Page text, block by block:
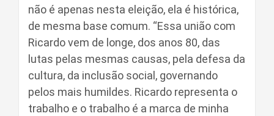
não é apenas nesta eleição, ela é histórica,
de mesma base comum. “Essa união com
Ricardo vem de longe, dos anos 80, das
lutas pelas mesmas causas, pela defesa da
cultura, da inclusão social, governando
pelos mais humildes. Ricardo representa o
trabalho e o trabalho é a marca de minha